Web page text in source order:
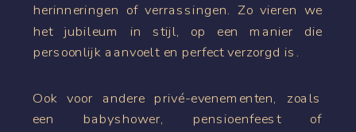
herinneringen of verrassingen. Zo vieren we
het jubileum in stijl, op een manier die
persoonlijk aanvoelt en perfect verzorgd is.
Ook voor andere privé-evenementen, zoals
een babyshower, pensioenfeest of